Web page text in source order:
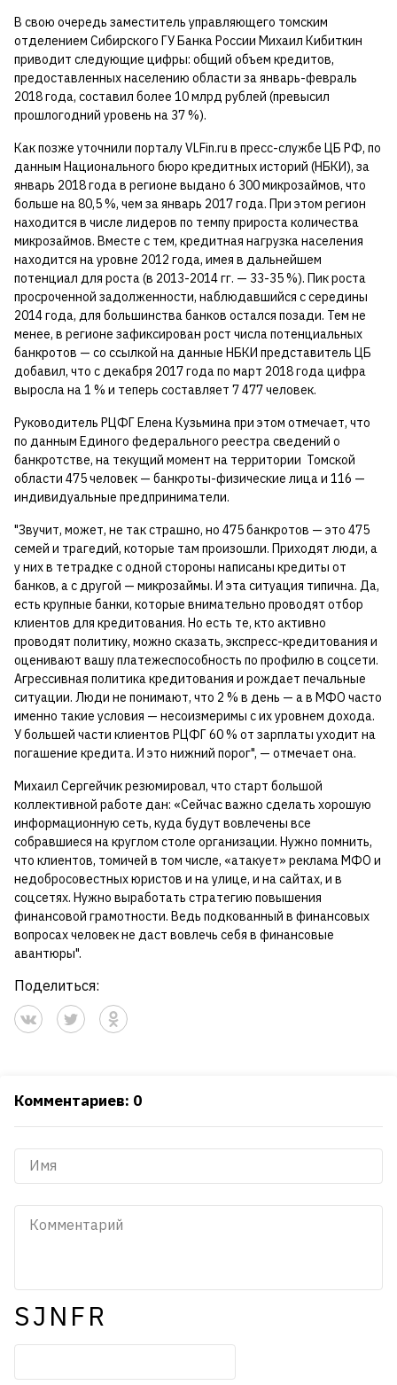
В свою очередь заместитель управляющего томским
отделением Сибирского ГУ Банка России Михаил Кибиткин
приводит следующие цифры: общий объем кредитов,
предоставленных населению области за январь-февраль
2018 года, составил более 10 млрд рублей (превысил
прошлогодний уровень на 37 %).
Как позже уточнили порталу VLFin.ru в пресс-службе ЦБ РФ, по
данным Национального бюро кредитных историй (НБКИ), за
январь 2018 года в регионе выдано 6 300 микрозаймов, что
больше на 80,5 %, чем за январь 2017 года. При этом регион
находится в числе лидеров по темпу прироста количества
микрозаймов. Вместе с тем, кредитная нагрузка населения
находится на уровне 2012 года, имея в дальнейшем
потенциал для роста (в 2013-2014 гг. — 33-35 %). Пик роста
просроченной задолженности, наблюдавшийся с середины
2014 года, для большинства банков остался позади. Тем не
менее, в регионе зафиксирован рост числа потенциальных
банкротов — со ссылкой на данные НБКИ представитель ЦБ
добавил, что с декабря 2017 года по март 2018 года цифра
выросла на 1 % и теперь составляет 7 477 человек.
Руководитель РЦФГ Елена Кузьмина при этом отмечает, что
по данным Единого федерального реестра сведений о
банкротстве, на текущий момент на территории Томской
области 475 человек — банкроты-физические лица и 116 —
индивидуальные предприниматели.
"Звучит, может, не так страшно, но 475 банкротов — это 475
семей и трагедий, которые там произошли. Приходят люди, а
у них в тетрадке с одной стороны написаны кредиты от
банков, а с другой — микрозаймы. И эта ситуация типична. Да,
есть крупные банки, которые внимательно проводят отбор
клиентов для кредитования. Но есть те, кто активно
проводят политику, можно сказать, экспресс-кредитования и
оценивают вашу платежеспособность по профилю в соцсети.
Агрессивная политика кредитования и рождает печальные
ситуации. Люди не понимают, что 2 % в день — а в МФО часто
именно такие условия — несоизмеримы с их уровнем дохода.
У большей части клиентов РЦФГ 60 % от зарплаты уходит на
погашение кредита. И это нижний порог", — отмечает она.
Михаил Сергейчик резюмировал, что старт большой
коллективной работе дан: «Сейчас важно сделать хорошую
информационную сеть, куда будут вовлечены все
собравшиеся на круглом столе организации. Нужно помнить,
что клиентов, томичей в том числе, «атакует» реклама МФО и
недобросовестных юристов и на улице, и на сайтах, и в
соцсетях. Нужно выработать стратегию повышения
финансовой грамотности. Ведь подкованный в финансовых
вопросах человек не даст вовлечь себя в финансовые
авантюры".
Поделиться:
Комментариев: 0
SJNFR